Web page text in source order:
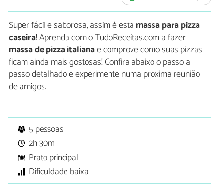
Super fácil e saborosa, assim é esta massa para pizza
caseira! Aprenda com o TudoReceitas.com a fazer
massa de pizza italianae comprove como suas pizzas
ficam ainda mais gostosas! Confira abaixo o passo a
passo detalhado e experimente numa próxima reunião
de amigos.
5 pessoas
2h 30m
Prato principal
Dificuldade baixa